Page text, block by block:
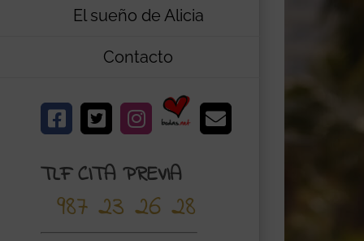
El sueño de Alicia
Contacto
Facebook
X Instagram
Bodas.net
Correo
TLF CITA PREVIA
987 23 26 28